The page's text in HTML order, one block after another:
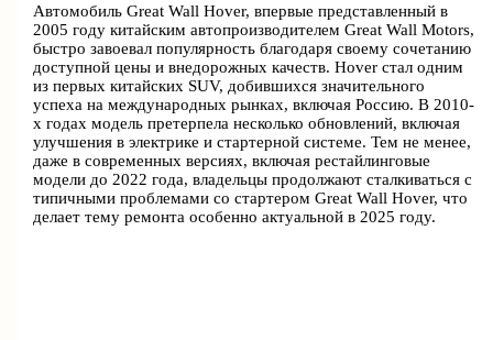
Автомобиль Great Wall Hover, впервые представленный в
2005 году китайским автопроизводителем Great Wall Motors,
быстро завоевал популярность благодаря своему сочетанию
доступной цены и внедорожных качеств. Hover стал одним
из первых китайских SUV, добившихся значительного
успеха на международных рынках, включая Россию. В 2010-
х годах модель претерпела несколько обновлений, включая
улучшения в электрике и стартерной системе. Тем не менее,
даже в современных версиях, включая рестайлинговые
модели до 2022 года, владельцы продолжают сталкиваться с
типичными проблемами со стартером Great Wall Hover, что
делает тему ремонта особенно актуальной в 2025 году.